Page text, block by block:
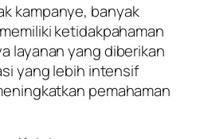
kampanye, banyak
ketidakpahaman
layanan yang diberikan
yang lebih intensif
pemahaman